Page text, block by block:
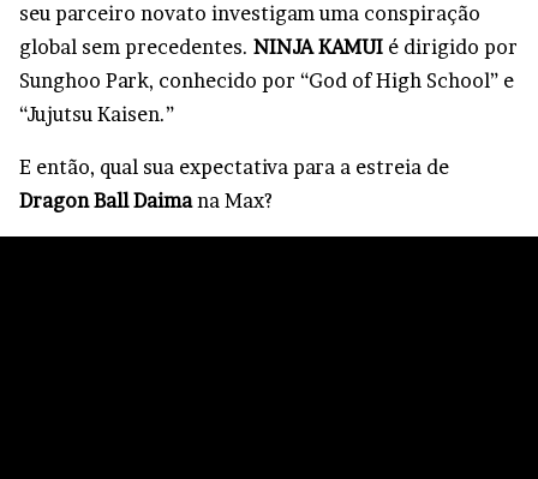
seu parceiro novato investigam uma conspiração
global sem precedentes. NINJA KAMUI é dirigido por
Sunghoo Park, conhecido por “God of High School” e
“Jujutsu Kaisen.”
E então, qual sua expectativa para a estreia de
Dragon Ball Daimana Max?